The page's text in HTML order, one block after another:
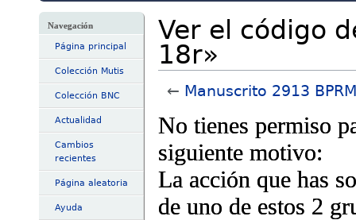
Navegación
Página principal
Colección Mutis
Colección BNC
Actualidad
Cambios
recientes
Página aleatoria
Ayuda
Ver el código
18r»
← Manuscrito 2913
No tienes permiso
siguiente motivo:
La acción que has
de uno de estos 2